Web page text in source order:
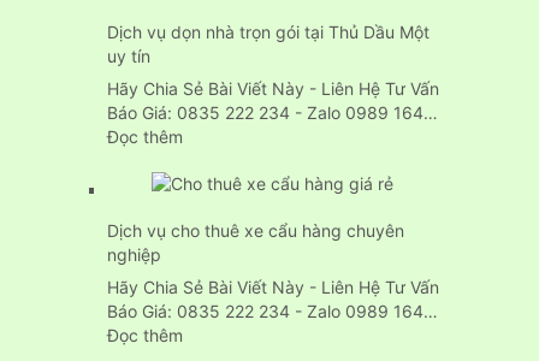
chuyển
của
24h
An
dương
Dịch vụ dọn nhà trọn gói tại Thủ Dầu Một
uy tín
Hãy Chia Sẻ Bài Viết Này - Liên Hệ Tư Vấn
Báo Giá: 0835 222 234 - Zalo 0989 164…
Đọc thêm:
vụ
nhà
gói
tại
Dịch vụ cho thuê xe cẩu hàng chuyên
nghiệp
Hãy Chia Sẻ Bài Viết Này - Liên Hệ Tư Vấn
Báo Giá: 0835 222 234 - Zalo 0989 164…
Đọc thêm: